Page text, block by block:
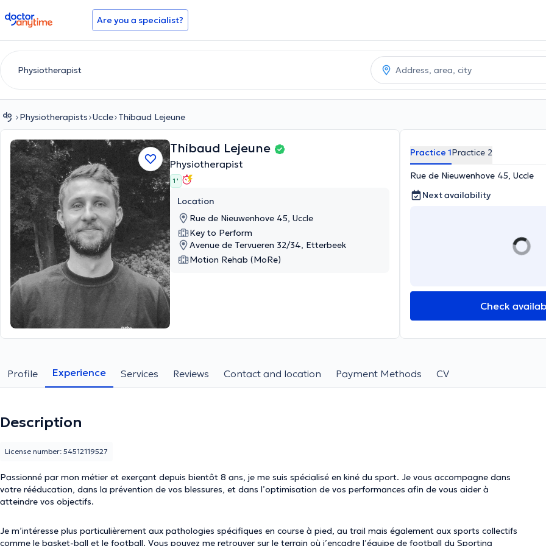
doctoranytime Are you a specialist?
Physiotherapists Uccle Thibaud Lejeune
Thibaud Lejeune
Physiotherapist
1 '
Location
Rue de Nieuwenhove 45, Uccle
Key to Perform
Avenue de Tervueren 32/34, Etterbeek
Motion Rehab (MoRe)
Practice 1Practice 2
Rue de Nieuwenhove 45, Uccle
Next availability
Check
Profile Experience Services Reviews Contact and location Payment Methods CV
Description
Passionné par mon métier et exerçant depuis bientôt 8 ans, je me suis spécialisé en kiné du sport. Je vous accompagne dans
votre rééducation, dans la prévention de vos blessures, et dans l’optimisation de vos performances afin de vous aider à
atteindre vos objectifs.
Je m’intéresse plus particulièrement aux pathologies spécifiques en course à pied, au trail mais également aux sports collectifs
comme le basket-ball et le football. Vous pouvez me retrouver sur le terrain où j’encadre l’équipe de football du Sporting
License number: 54512119527